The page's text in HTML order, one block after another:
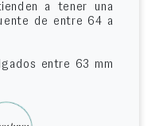
a tener una
de entre 64 a
entre 63 mm